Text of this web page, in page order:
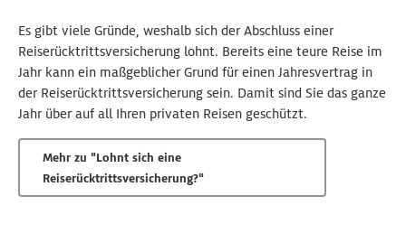
Es gibt viele Gründe, weshalb sich der Abschluss einer
Reiserücktrittsversicherung lohnt. Bereits eine teure Reise im
Jahr kann ein maßgeblicher Grund für einen Jahresvertrag in
der Reiserücktrittsversicherung sein. Damit sind Sie das ganze
Jahr über auf all Ihren privaten Reisen geschützt.
Mehr zu "Lohnt sich eine
Reiserücktrittsversicherung?"